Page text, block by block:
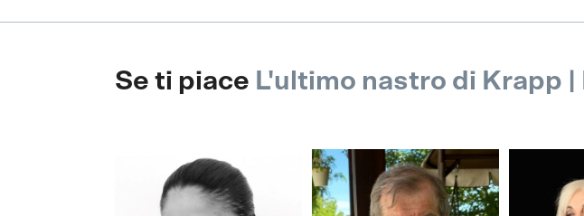
Se ti piace L'ultimo nastro di Krapp